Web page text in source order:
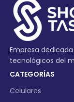
Empresa
tecnológicos del
CATEGORÍAS
Celulares